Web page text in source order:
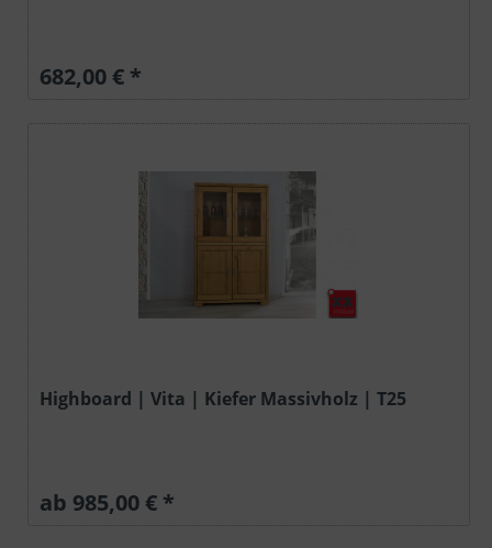
682,00 € *
Highboard | Vita | Kiefer Massivholz | T25
ab 985,00 € *